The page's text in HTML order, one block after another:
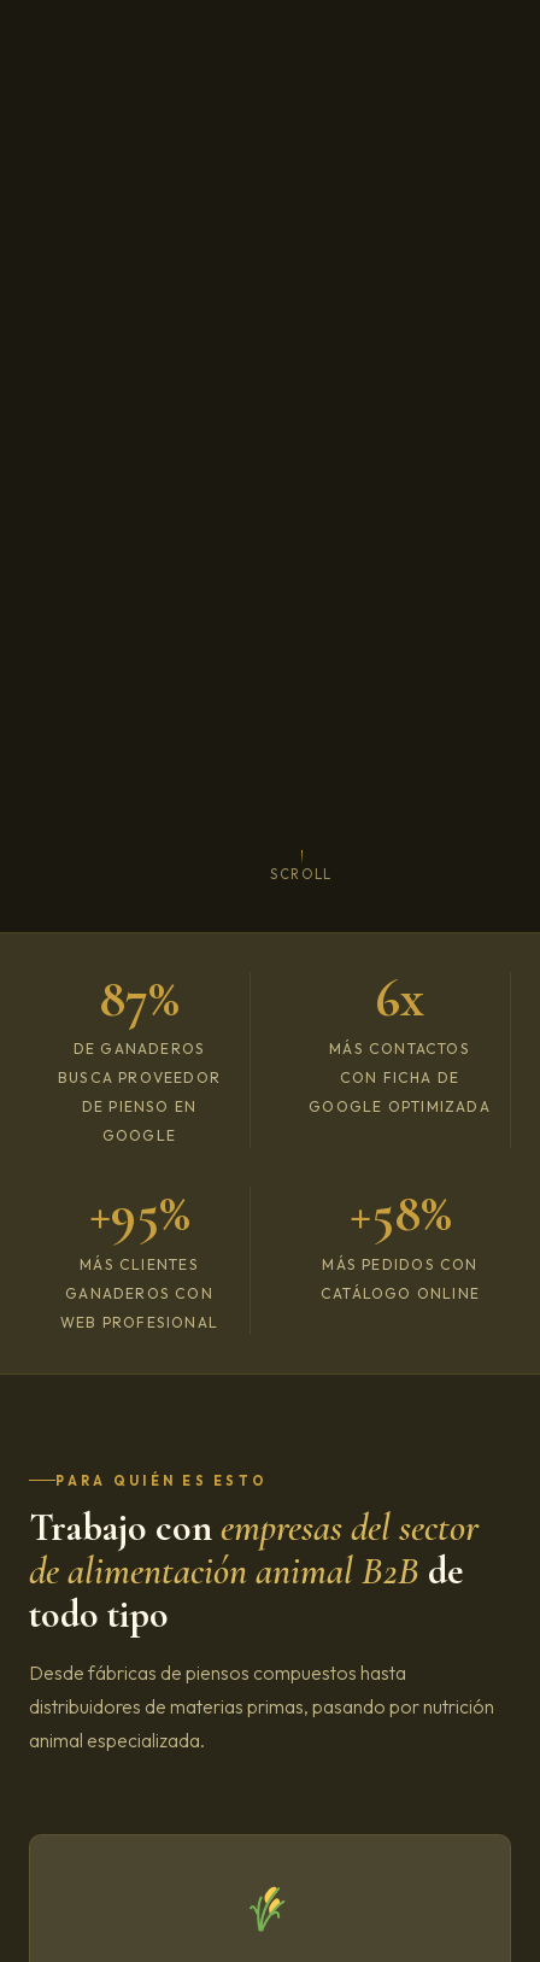
SCROLL
87%
DE GANADEROS
BUSCA PROVEEDOR
DE PIENSO EN
GOOGLE
6x
MÁS CONTACTOS
CON FICHA DE
GOOGLE OPTIMIZADA
+95%
MÁS CLIENTES
GANADEROS CON
WEB PROFESIONAL
+58%
MÁS PEDIDOS CON
CATÁLOGO ONLINE
PARA QUIÉN ES ESTO
Trabajo conempresas del sector
de alimentación animal B2B de
todo tipo
Desde fábricas de piensos compuestos hasta
distribuidores de materias primas, pasando por nutrición
animal especializada.